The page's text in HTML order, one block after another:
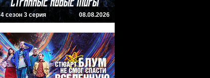
4 сезон 3 серия 08.08.2026